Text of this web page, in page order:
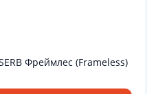
Фреймлес (Frameless)